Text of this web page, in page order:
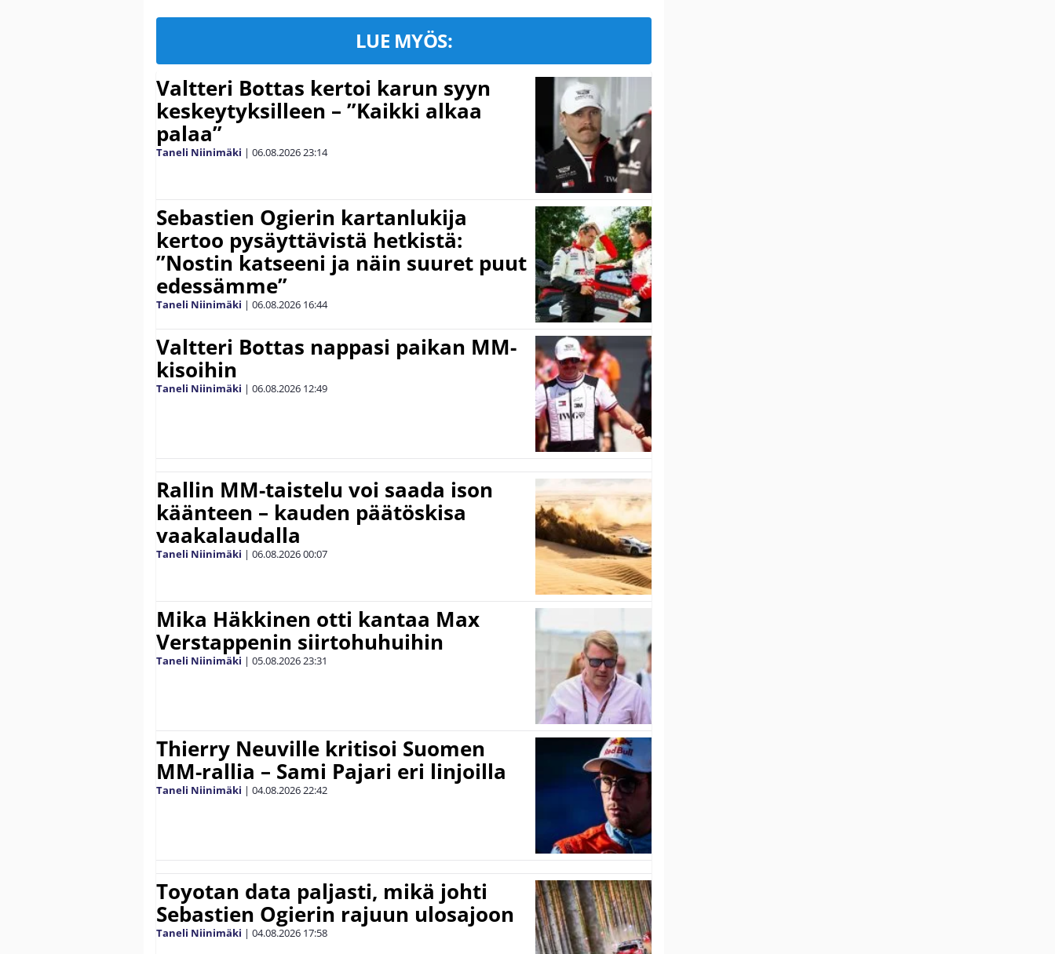
LUE MYÖS:
Valtteri Bottas kertoi karun syyn
keskeytyksilleen – ”Kaikki alkaa
palaa”
Taneli Niinimäki | 06.08.202623:14
Sebastien Ogierin kartanlukija
kertoo pysäyttävistä hetkistä:
”Nostin katseeni ja näin suuret puut
edessämme”
Taneli Niinimäki | 06.08.2026 16:44
Valtteri Bottas nappasi paikan MM-
kisoihin
Taneli Niinimäki | 06.08.2026 12:49
Rallin MM-taistelu voi saada ison
käänteen – kauden päätöskisa
vaakalaudalla
Taneli Niinimäki | 06.08.202600:07
Mika Häkkinen otti kantaa Max
Verstappenin siirtohuhuihin
Taneli Niinimäki | 05.08.202623:31
Thierry Neuville kritisoi Suomen
MM-rallia – Sami Pajari eri linjoilla
Taneli Niinimäki | 04.08.202622:42
Toyotan data paljasti, mikä johti
Sebastien Ogierin rajuun ulosajoon
Taneli Niinimäki | 04.08.2026 17:58